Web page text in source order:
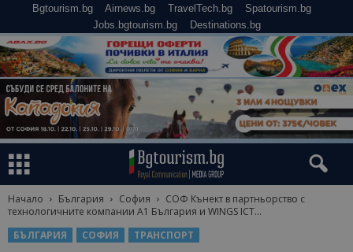
Bgtourism.bg Airnews.bg TravelTech.bg
Spatourism.bg
Jobs.bgtourism.bg
Destinations.bg
Начало България София
СОФ Кънект в партньорство с
технологичните компании А1 България и WINGS ICT...
БЪЛГАРИЯ
СОФИЯ ТРАНСПОРТ